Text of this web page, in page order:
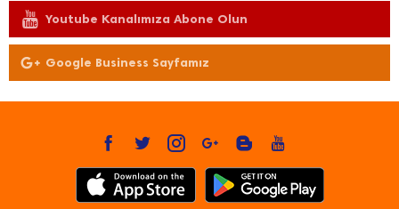
Youtube Kanalımıza Abone Olun
Google Business Sayfamız